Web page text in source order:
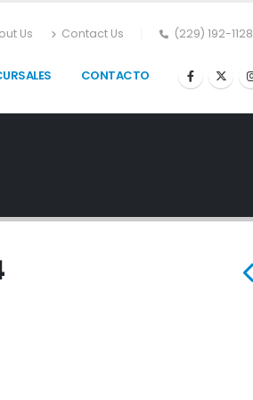
Us Contact Us (229) 192-1128
CONTACTO